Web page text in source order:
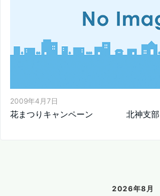
2009年4月7日
花まつりキャンペーン 北神支部
2026年8月